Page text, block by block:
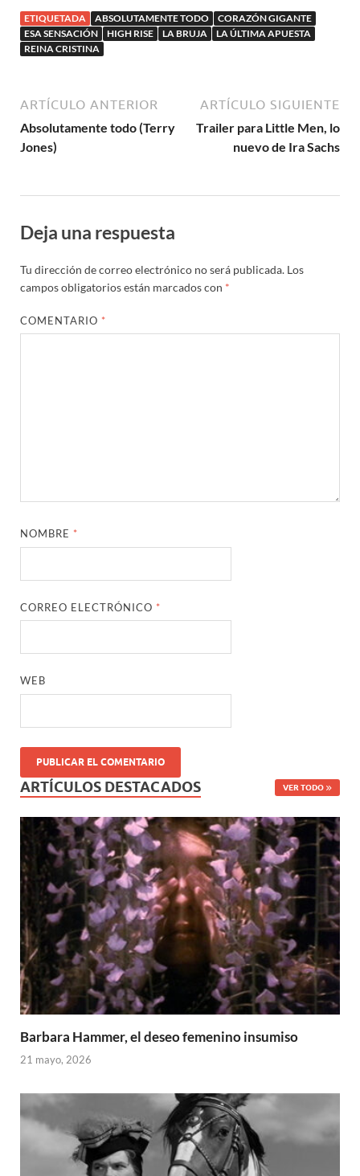
ETIQUETADA ABSOLUTAMENTE TODO
CORAZÓN GIGANTE
ESA SENSACIÓN
HIGH RISE LA BRUJA
LA ÚLTIMA APUESTA
REINA CRISTINA
ARTÍCULO ANTERIOR
Absolutamente todo (Terry
Jones)
ARTÍCULO SIGUIENTE
Trailer para Little Men, lo
nuevo de Ira Sachs
Deja una respuesta
Tu dirección de correo electrónico no será publicada. Los
campos obligatorios están marcados con *
COMENTARIO *
NOMBRE *
CORREO ELECTRÓNICO *
WEB
ARTÍCULOS DESTACADOS VER TODO
Barbara Hammer, el deseo femenino insumiso
21 mayo, 2026